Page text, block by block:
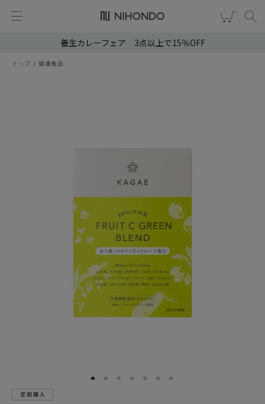
養生カレーフェア 3点以上で15％OFF
トップ 健康食品
1 2 3 4 5 6 7
新規会員登録 ログイン
ヘア・ボディケア
ショッピングガイド